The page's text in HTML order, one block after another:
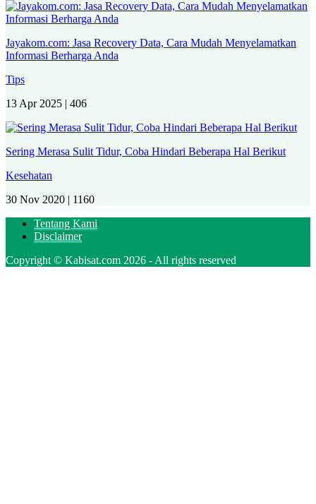
Jayakom.com: Jasa Recovery Data, Cara Mudah Menyelamatkan
Informasi Berharga Anda
Tips
13 Apr 2025 | 406
Sering Merasa Sulit Tidur, Coba Hindari Beberapa Hal Berikut
Kesehatan
30 Nov 2020 | 1160
Tentang Kami
Disclaimer
Copyright © Kabisat.com 2026 - All rights reserved